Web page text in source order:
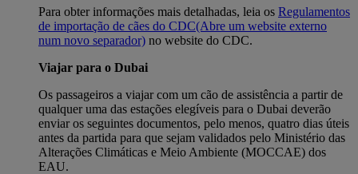
Para obter informações mais detalhadas, leia os Regulamentos
de importação de cães do CDC(Abre um website externo
num novo separador) no website do CDC.
Viajar para o Dubai
Os passageiros a viajar com um cão de assistência a partir de
qualquer uma das estações elegíveis para o Dubai deverão
enviar os seguintes documentos, pelo menos, quatro dias úteis
antes da partida para que sejam validados pelo Ministério das
Alterações Climáticas e Meio Ambiente (MOCCAE) dos
EAU.